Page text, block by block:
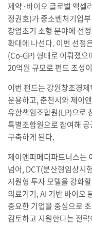
제약·바이오 글로벌 액셀
정권호)가 중소벤처기업
창업초기 소형 분야에 선
확대에 나선다. 이번 선정
(Co-GP) 형태로 이뤄졌
20억원 규모로 펀드 조성
이번 펀드는 강원창조경
운용하고, 춘천시와 제이
유한책임조합원(LP)으로
특별조합원으로 참여해
구축하게 된다.
제이앤피메디파트너스는
넘어, DCT(분산형임상시
지원형 투자 모델을 강화
의료기기, AI 기반 바이오
중요한 기업을 중심으로
검토하고 지원한다는 전략